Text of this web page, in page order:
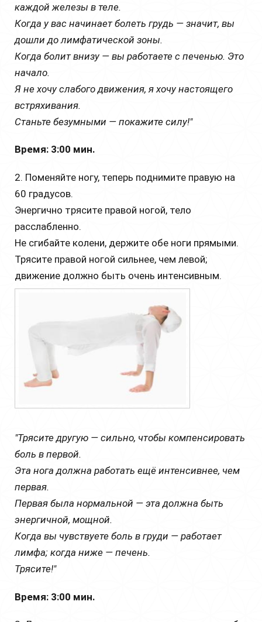
каждой железы в теле.
Когда у вас начинает болеть грудь — значит, вы
дошли до лимфатической зоны.
Когда болит внизу — вы работаете с печенью. Это
начало.
Я не хочу слабого движения, я хочу настоящего
встряхивания.
Станьте безумными — покажите силу!"
Время: 3:00 мин.
2. Поменяйте ногу, теперь поднимите правую на
60 градусов.
Энергично трясите правой ногой, тело
расслабленно.
Не сгибайте колени, держите обе ноги прямыми.
Трясите правой ногой сильнее, чем левой;
движение должно быть очень интенсивным.
"Трясите другую — сильно, чтобы компенсировать
боль в первой.
Эта нога должна работать ещё интенсивнее, чем
первая.
Первая была нормальной — эта должна быть
энергичной, мощной.
Когда вы чувствуете боль в груди — работает
лимфа; когда ниже — печень.
Трясите!"
Время: 3:00 мин.